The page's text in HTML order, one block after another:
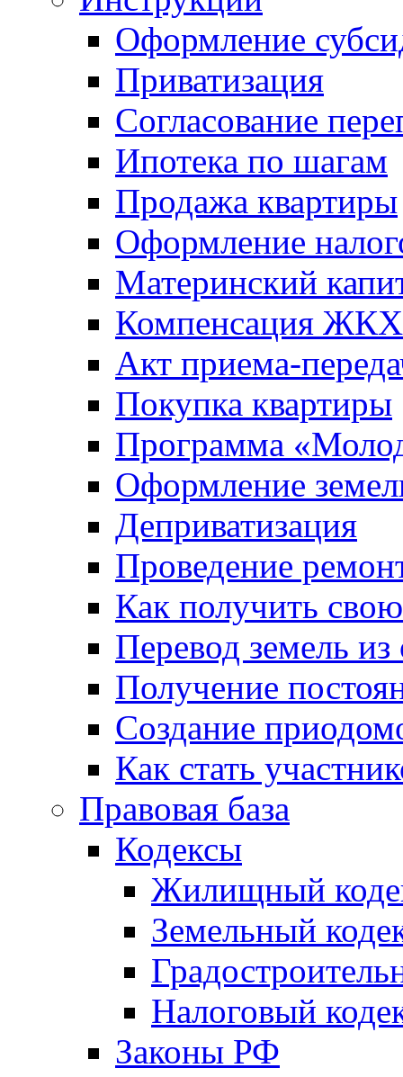
Оформление
Приватизация
Согласование
Ипотека по шагам
Продажа квартиры
Оформление
Материнский
Компенсация ЖКХ
Акт приема-
Покупка квартиры
Программа
Оформление
Деприватизация
Проведение
Как получить
Перевод земель
Получение
Создание
Как стать
Правовая база
Кодексы
Жилищный
Земельный
Налоговый
Законы РФ